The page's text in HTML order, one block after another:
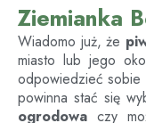
Ziemianka
Wiadomo już, że
miasto lub jego
odpowiedzieć sobie
powinna stać się
ogrodowa czy